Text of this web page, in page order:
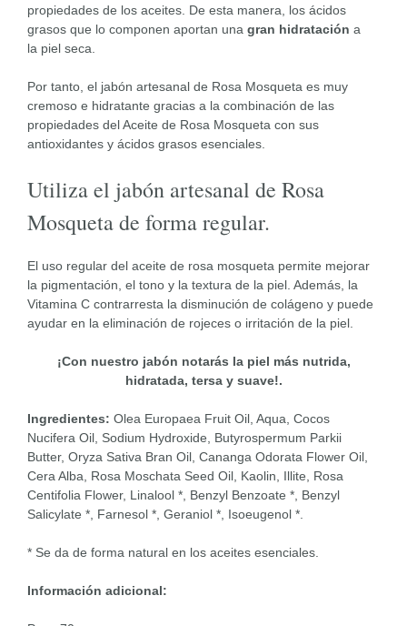
propiedades de los aceites. De esta manera, los ácidos
grasos que lo componen aportan una gran hidratación a
la piel seca.
Por tanto, el jabón artesanal de Rosa Mosqueta es muy
cremoso e hidratante gracias a la combinación de las
propiedades del Aceite de Rosa Mosqueta con sus
antioxidantes y ácidos grasos esenciales.
Utiliza el jabón artesanal de Rosa
Mosqueta de forma regular.
El uso regular del aceite de rosa mosqueta permite mejorar
la pigmentación, el tono y la textura de la piel. Además, la
Vitamina C contrarresta la disminución de colágeno y puede
ayudar en la eliminación de rojeces o irritación de la piel.
¡Con nuestro jabón notarás la piel más nutrida,
hidratada, tersa y suave!.
Ingredientes: Olea Europaea Fruit Oil, Aqua, Cocos
Nucifera Oil, Sodium Hydroxide, Butyrospermum Parkii
Butter, Oryza Sativa Bran Oil, Cananga Odorata Flower Oil,
Cera Alba, Rosa Moschata Seed Oil, Kaolin, Illite, Rosa
Centifolia Flower, Linalool *, Benzyl Benzoate *, Benzyl
Salicylate *, Farnesol *, Geraniol *, Isoeugenol *.
* Se da de forma natural en los aceites esenciales.
Información adicional: